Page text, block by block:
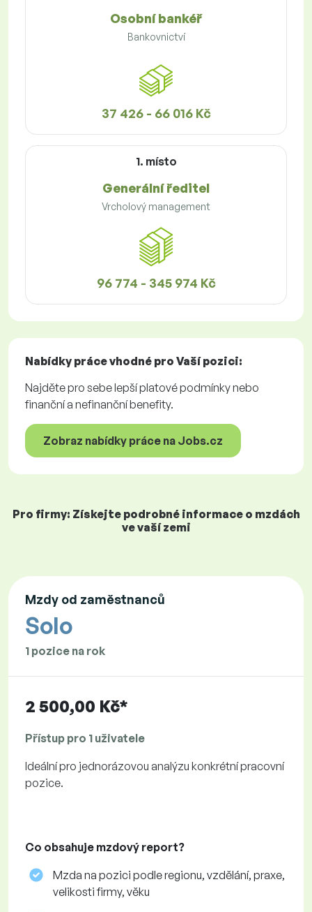
Osobní bankéř
Bankovnictví
37 426 - 66 016 Kč
1. místo
Generální ředitel
Vrcholový management
96 774 - 345 974 Kč
Nabídky prácevhodné pro Vaší pozici:
Najděte pro sebe lepší platové podmínky nebo
finanční a nefinanční benefity.
Zobraz nabídky práce na Jobs.cz
Pro firmy: Získejte podrobné informace o mzdách
ve vaší zemi
Mzdy od zaměstnanců
Solo
1 pozice na rok
2 500,00 Kč*
Přístup pro 1 uživatele
Ideální pro jednorázovou analýzu konkrétní pracovní
pozice.
Co obsahuje mzdový report?
Mzda na pozici podle regionu, vzdělání, praxe,
velikosti firmy, věku